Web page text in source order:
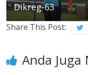
Dikreg-63
Share This Post:
Anda